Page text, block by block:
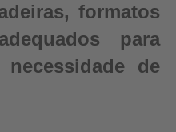
formatos
para
de